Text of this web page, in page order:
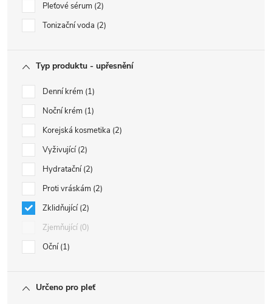
Pleťové sérum 2
Tonizační voda 2
Typ produktu - upřesnění
Denní krém 1
Noční krém 1
Korejská kosmetika 2
Vyživující 2
Hydratační 2
Proti vráskám 2
Zklidňující 2
Zjemňující 0
Oční 1
Určeno pro pleť